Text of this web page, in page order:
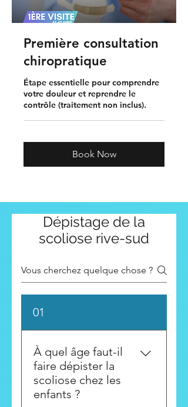
Première consultation
chiropratique
Étape essentielle pour comprendre
votre douleur et reprendre le
contrôle (traitement non inclus).
Book Now
Dépistage de la
scoliose rive-sud
01
À quel âge faut-il
faire dépister la
scoliose chez les
enfants ?